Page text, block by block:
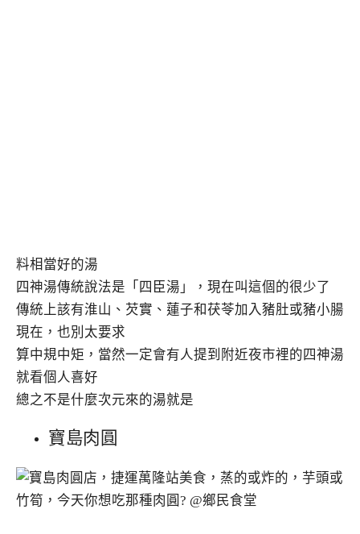
料相當好的湯
四神湯傳統說法是「四臣湯」，現在叫這個的很少了
傳統上該有淮山、芡實、蓮子和茯苓加入豬肚或豬小腸
現在，也別太要求
算中規中矩，當然一定會有人提到附近夜市裡的四神湯
就看個人喜好
總之不是什麼次元來的湯就是
寶島肉圓